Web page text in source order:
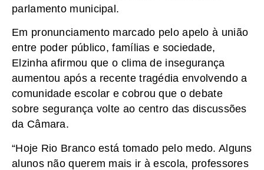
parlamento municipal.
Em pronunciamento marcado pelo apelo à união
entre poder público, famílias e sociedade,
Elzinha afirmou que o clima de insegurança
aumentou após a recente tragédia envolvendo a
comunidade escolar e cobrou que o debate
sobre segurança volte ao centro das discussões
da Câmara.
“Hoje Rio Branco está tomado pelo medo. Alguns
alunos não querem mais ir à escola, professores